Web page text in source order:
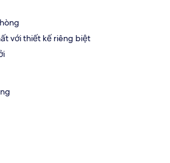
với thiết kế riêng biệt